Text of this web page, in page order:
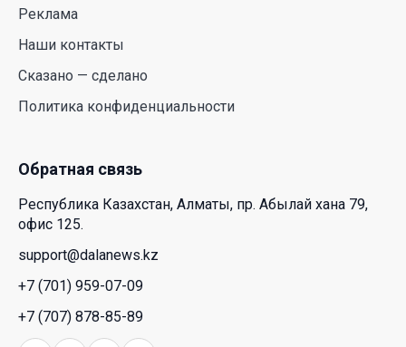
искусственным интеллектом
28 Июл. 2026 10:39
какие возможности открывает форум
26 Июл. 2026 12:11
Межпартийные теледебаты выйдут в эфире
республиканских телеканалов
23 Июл. 2026 21:15
Казахстан сохраняет лидерство в Центральной
Азии по устойчивости инвестиционного рынка
Реклама
Наши контакты
Сказано — сделано
Политика конфиденциальности
Обратная связь
Республика Казахстан, Алматы, пр. Абылай хана 79,
офис 125.
support@dalanews.kz
+7 (701) 959-07-09
+7 (707) 878-85-89